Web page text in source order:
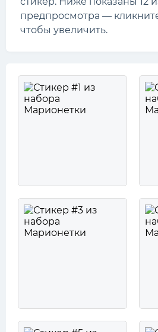
предпросмотра —
чтобы увеличить.